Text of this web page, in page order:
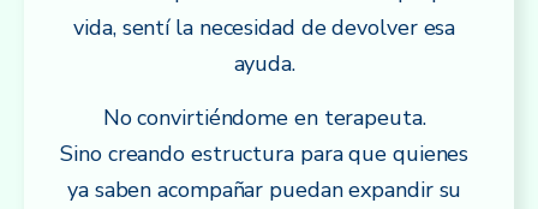
vida, sentí la necesidad de devolver esa
ayuda.
No convirtiéndome en terapeuta.
Sino creando estructura para que quienes
ya saben acompañar puedan expandir su